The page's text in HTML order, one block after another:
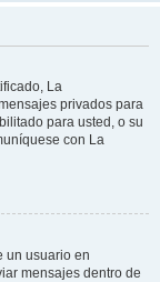
La
privados para
para usted, o su
con La
un usuario en
mensajes dentro de